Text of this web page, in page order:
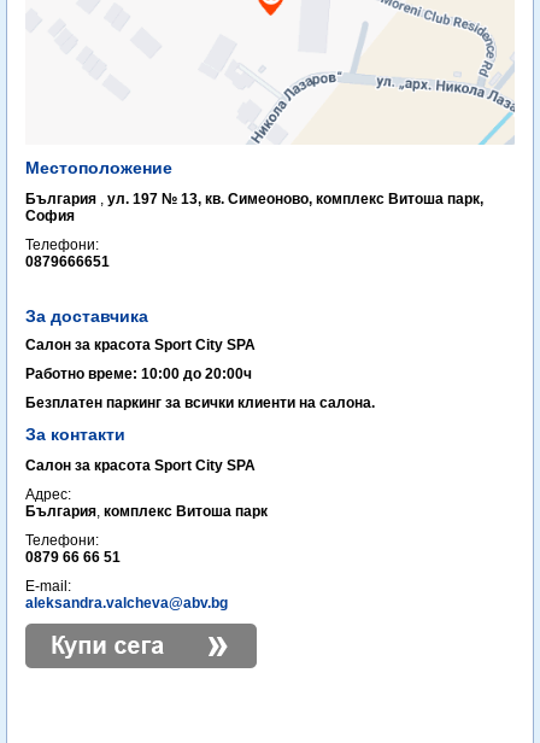
Местоположение
България , ул. 197 № 13, кв. Симеоново, комплекс Витоша парк,
София
Телефони:
0879666651
За доставчика
Салон за красота Sport City SPA
Работно време: 10:00 до 20:00ч
Безплатен паркинг за всички клиенти на салона.
За контакти
Салон за красота Sport City SPA
Адрес:
България, комплекс Витоша парк
Телефони:
0879 66 66 51
E-mail:
aleksandra.valcheva@abv.bg